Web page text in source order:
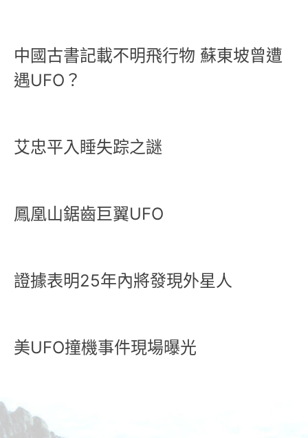
中國古書記載不明飛行物 蘇東坡曾遭
遇UFO？
艾忠平入睡失踪之謎
鳳凰山鋸齒巨翼UFO
證據表明25年內將發現外星人
美UFO撞機事件現場曝光